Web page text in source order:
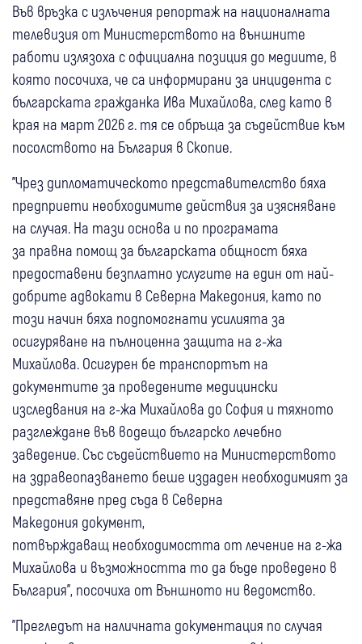
Във връзка с излъчения репортаж на националната
телевизия от Министерството на външните
работи излязоха с официална позиция до медиите, в
която посочиха, че са информирани за инцидента с
българската гражданка Ива Михайлова, след като в
края на март 2026 г. тя се обръща за съдействие към
посолството на България в Скопие.
"Чрез дипломатическото представителство бяха
предприети необходимите действия за изясняване
на случая. На тази основа и по програмата
за правна помощ за българската общност бяха
предоставени безплатно услугите на един от най-
добрите адвокати в Северна Македония, като по
този начин бяха подпомогнати усилията за
осигуряване на пълноценна защита на г-жа
Михайлова. Осигурен бе транспортът на
документите за проведените медицински
изследвания на г-жа Михайлова до София и тяхното
разглеждане във водещо българско лечебно
заведение. Със съдействието на Министерството
на здравеопазването беше издаден необходимият за
представяне пред съда в Северна
Македония документ,
потвърждаващ необходимостта от лечение на г-жа
Михайлова и възможността то да бъде проведено в
България", посочиха от Външното ни ведомство.
"Прегледът на наличната документация по случая